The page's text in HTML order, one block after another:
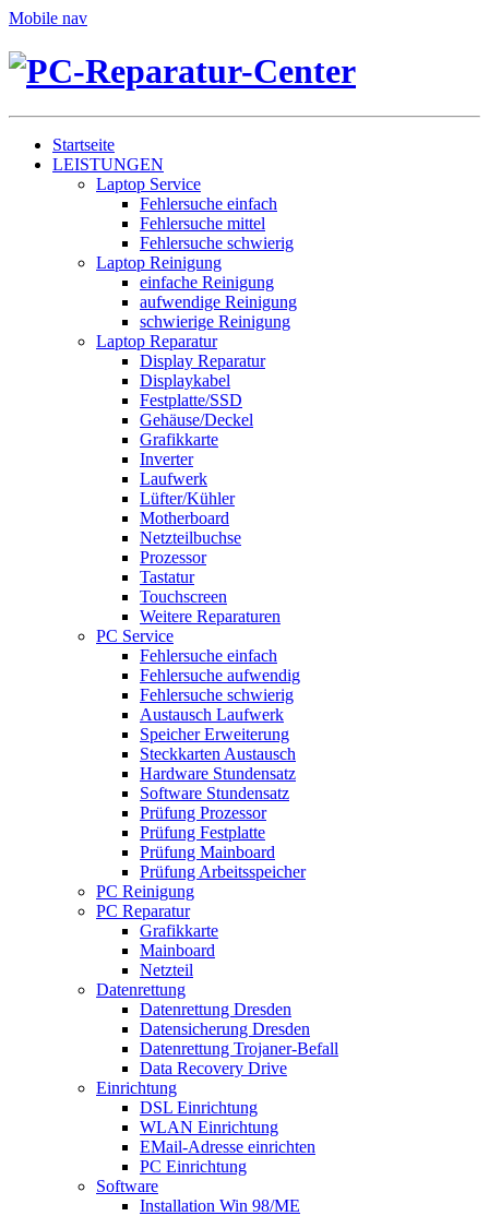
Mobile nav
Startseite
LEISTUNGEN
Laptop Service
Fehlersuche einfach
Fehlersuche mittel
Fehlersuche schwierig
Laptop Reinigung
einfache Reinigung
aufwendige Reinigung
schwierige Reinigung
Laptop Reparatur
Display Reparatur
Displaykabel
Festplatte/SSD
Gehäuse/Deckel
Grafikkarte
Inverter
Laufwerk
Lüfter/Kühler
Motherboard
Netzteilbuchse
Prozessor
Tastatur
Touchscreen
Weitere Reparaturen
PC Service
Fehlersuche einfach
Fehlersuche aufwendig
Fehlersuche schwierig
Austausch Laufwerk
Speicher Erweiterung
Steckkarten Austausch
Hardware Stundensatz
Software Stundensatz
Prüfung Prozessor
Prüfung Festplatte
Prüfung Mainboard
Prüfung Arbeitsspeicher
PC Reinigung
PC Reparatur
Grafikkarte
Mainboard
Netzteil
Datenrettung
Datenrettung Dresden
Datensicherung Dresden
Datenrettung Trojaner-Befall
Data Recovery Drive
Einrichtung
DSL Einrichtung
WLAN Einrichtung
EMail-Adresse einrichten
PC Einrichtung
Software
Installation Win 98/ME